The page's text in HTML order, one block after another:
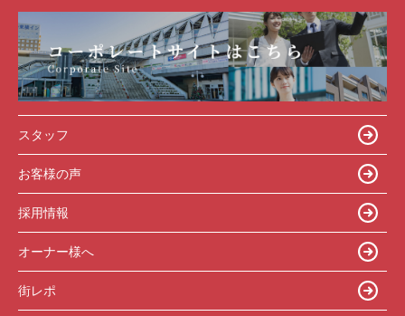
スタッフ
お客様の声
採用情報
オーナー様へ
街レポ